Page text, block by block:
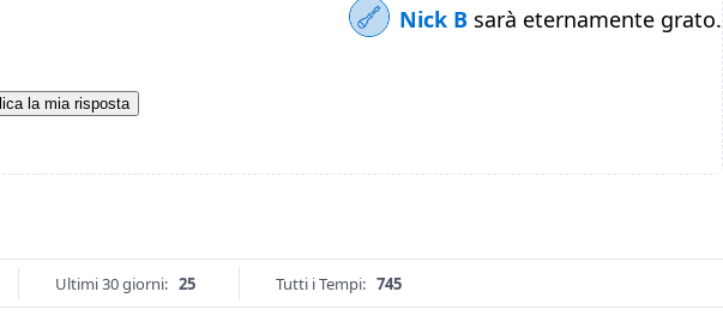
Nick B sarà eternamente grato.
la mia risposta
Ultimi 30 giorni: 25 Tutti i Tempi: 745